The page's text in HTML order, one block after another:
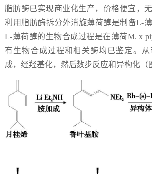
脂肪酶已实现商业化生产，价格便宜，
利用脂肪酶拆分外消旋薄荷醇是制备L-薄
L-薄荷醇的生物合成过程是在薄荷M. x
有生物合成过程和相关酶均已鉴定。
成，经羟基化，然后数步反应和异构化（